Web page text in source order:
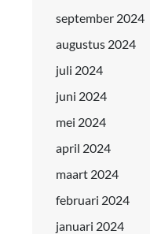
september 2024
augustus 2024
juli 2024
juni 2024
mei 2024
april 2024
maart 2024
februari 2024
januari 2024